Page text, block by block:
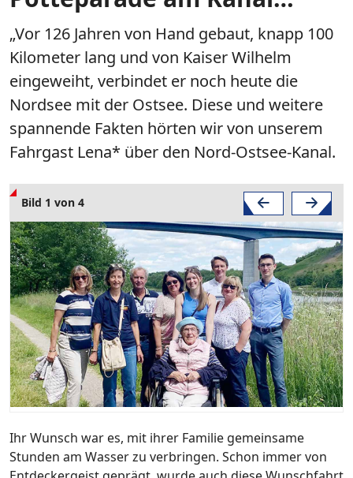
„Vor 126 Jahren von Hand gebaut, knapp 100
Kilometer lang und von Kaiser Wilhelm
eingeweiht, verbindet er noch heute die
Nordsee mit der Ostsee. Diese und weitere
spannende Fakten hörten wir von unserem
Fahrgast Lena* über den Nord-Ostsee-Kanal.
Bild 1 von 4
Ihr Wunsch war es, mit ihrer Familie gemeinsame
Stunden am Wasser zu verbringen. Schon immer von